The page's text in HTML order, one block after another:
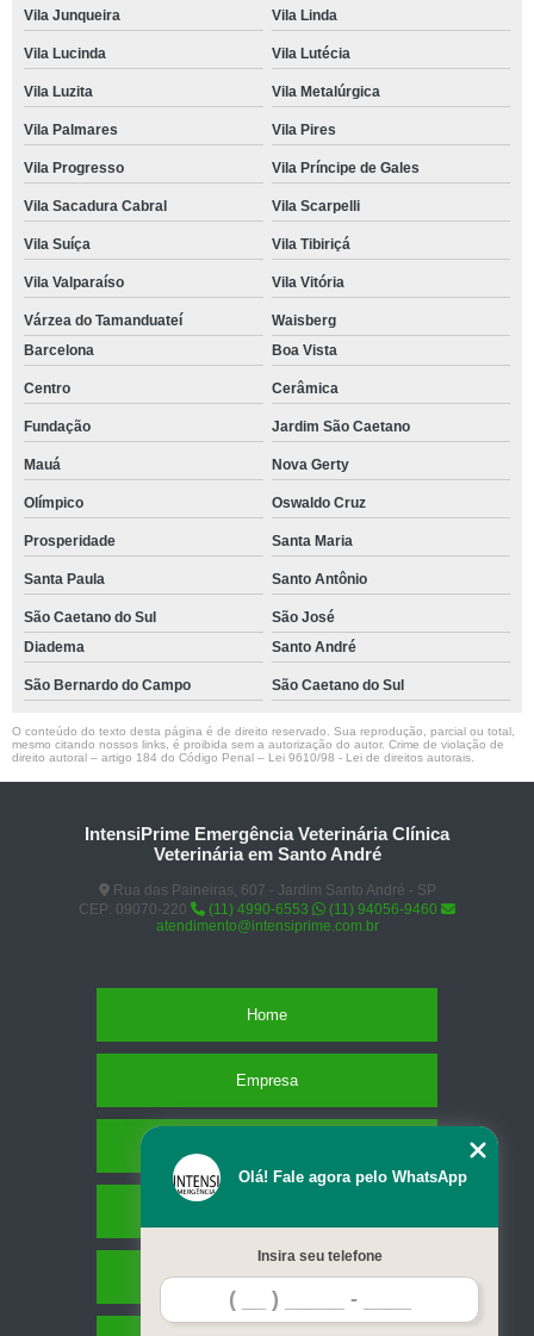
Vila Junqueira Vila Linda
Vila Lucinda Vila Lutécia
Vila Luzita Vila Metalúrgica
Vila Palmares Vila Pires
Vila Progresso Vila Príncipe de Gales
Vila Sacadura Cabral Vila Scarpelli
Vila Suíça Vila Tibiriçá
Vila Valparaíso Vila Vitória
Várzea do Tamanduateí
Waisberg
Barcelona
Boa Vista
Centro Cerâmica
Fundação Jardim São Caetano
Mauá Nova Gerty
Olímpico Oswaldo Cruz
Prosperidade Santa Maria
Santa Paula Santo Antônio
São Caetano do Sul
São José
Diadema
Santo André
São Bernardo do Campo São Caetano do Sul
O conteúdo do texto desta página é de direito reservado. Sua reprodução, parcial ou total,
mesmo citando nossos links, é proibida sem a autorização do autor. Crime de violação de
direito autoral – artigo 184 do Código Penal – Lei 9610/98 - Lei de direitos autorais
IntensiPrime Emergência Veterinária Clínica
Veterinária em Santo André
Rua das Paineiras, 607 - Jardim Santo André - SP
CEP: 09070-220
(11) 4990-6553
(11) 94056-9460
atendimento@intensiprime.com.br
Home
Empresa
Contato
Olá! Fale agora pelo WhatsApp
Insira seu telefone